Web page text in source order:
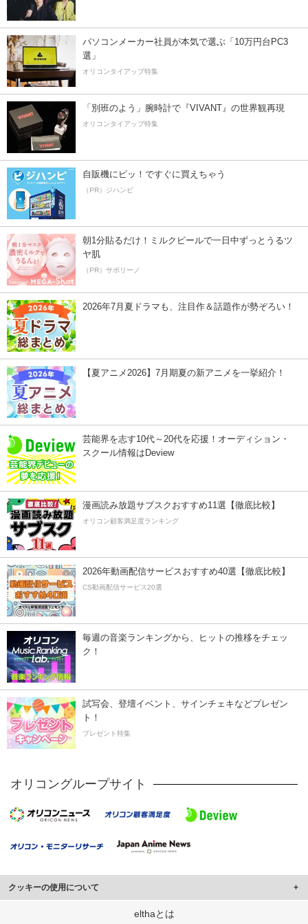
パソコンメーカー社員が本気で選ぶ「10万円台PC3
選」
オリコンタイアップ特集
「別班のよう」腕時計で『VIVANT』の世界観再現
オリコンタイアップ特集
自販機にピッ！ですぐに買えちゃう
（PR）ジハンピ
朝1分貼るだけ！ミルクピールで一日中ずっとうるツ
ヤ肌
（PR）サボリーノ
2026年7月夏ドラマも、注目作＆話題作が勢ぞろい！
【夏アニメ2026】7月期夏の新アニメを一挙紹介！
芸能界を志す10代～20代を応援！オーディション・
スクール情報はDeview
漫画読み放題サブスクおすすめ11選【徹底比較】
オリコン顧客満足度ランキング
2026年動画配信サービスおすすめ40選【徹底比較】
CS動画配信サービス20選
毎週の音楽ランキングから、ヒットの推移をチェッ
ク！
試写会、登壇イベント、サインチェキなどプレゼン
ト！
プレゼント特集
オリコングループサイト
クッキーの使用について
このサイトでは Cookie を使用して、ユーザーに合わせたコンテンツや広告の
elthaとは